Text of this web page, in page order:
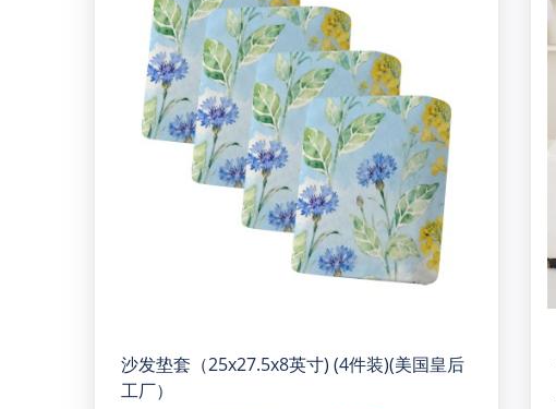
沙发垫套（25x27.5x8英寸) (4件装)(美国皇后
工厂）